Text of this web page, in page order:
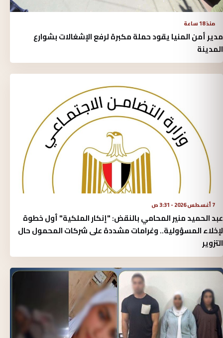
منذ 18 ساعة
مدير أمن المنيا يقود حملة مكبرة لرفع الإشغالات بشوارع
المدينة
7 أغسطس 2026 - 3:31 ص
عبد الحميد منير المحامي بالنقض: "إنكار الملكية" أول خطوة
لإخلاء المسؤولية.. وغرامات مشددة على شركات المحمول حال
التزوير